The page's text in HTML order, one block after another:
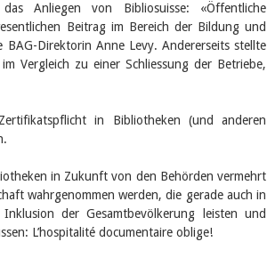
Anliegen von Bibliosuisse: «Öffentliche
Beitrag im Bereich der Bildung und
Direktorin Anne Levy. Andererseits stellte
Vergleich zu einer Schliessung der Betriebe,
in Bibliotheken (und anderen
in Zukunft von den Behörden vermehrt
wahrgenommen werden, die gerade auch in
der Gesamtbevölkerung leisten und
L’hospitalité documentaire oblige!